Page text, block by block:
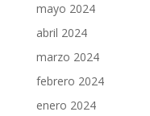
mayo 2024
abril 2024
marzo 2024
febrero 2024
enero 2024